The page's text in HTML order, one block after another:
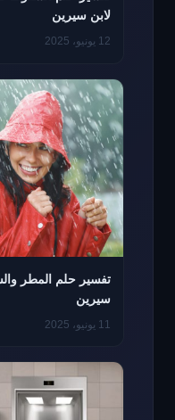
لابن سيرين
12 يونيو، 2025
تفسير حلم المطر
سيرين
11 يونيو، 2025